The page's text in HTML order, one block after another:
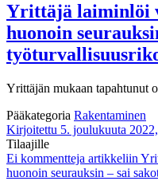
Yrittäjä laiminlöi
huonoin
Yrittäjän mukaan tapahtunut
Pääkategoria Rakentaminen
Kirjoitettu 5. joulukuuta
Tilaajille
Ei kommentteja artikkeliin
huonoin seurauksin – sai